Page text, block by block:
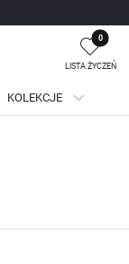
0
LISTA ŻYCZEŃ
Twój koszyk jest
KOLEKCJE